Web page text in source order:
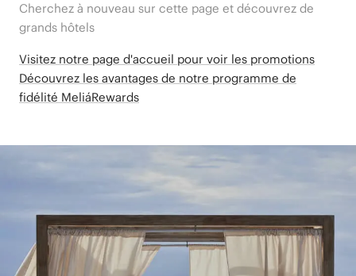
Cherchez à nouveau sur cette page et découvrez de
grands hôtels
Visitez notre page d'accueil pour voir les promotions
Découvrez les avantages de notre programme de
fidélité MeliáRewards